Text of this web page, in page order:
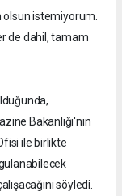
olsun istemiyorum.
de dahil, tamam
Bakanlığı'nın
ile birlikte
söyledi.